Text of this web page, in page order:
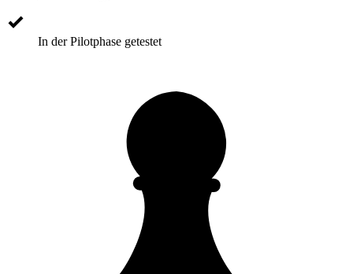
In der Pilotphase getestet